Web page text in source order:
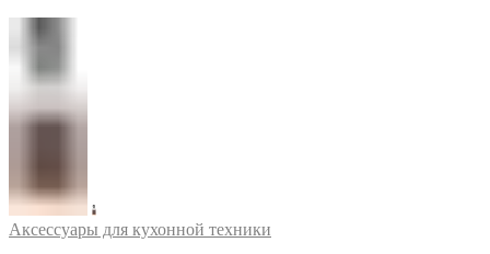
Аксессуары для кухонной техники